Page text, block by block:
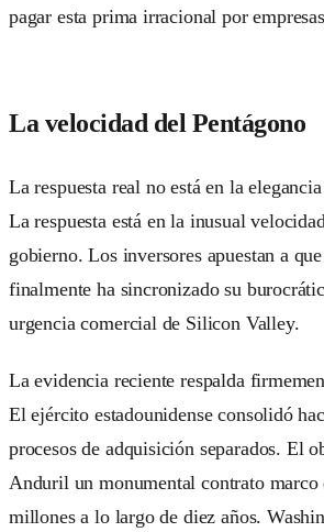
pagar esta prima irracional por
La velocidad del Pentágono
La respuesta real no está en la
La respuesta está en la inusual
gobierno. Los inversores apuestan a
finalmente ha sincronizado su
urgencia comercial de Silicon Valley.
La evidencia reciente respalda
El ejército estadounidense consolidó
procesos de adquisición separados. El
Anduril un monumental contrato marco
millones a lo largo de diez años.